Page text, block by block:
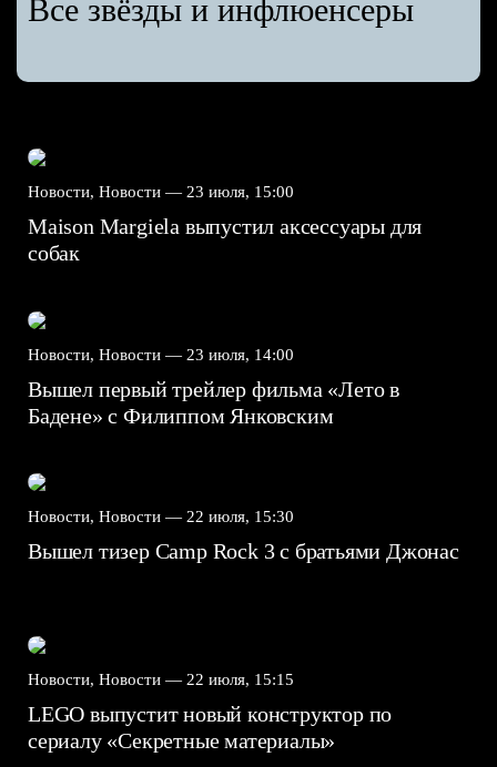
Все звёзды и инфлюенсеры
Новости, Новости — 23 июля, 15:00
Maison Margiela выпустил аксессуары для
собак
Новости, Новости — 23 июля, 14:00
Вышел первый трейлер фильма «Лето в
Бадене» с Филиппом Янковским
Новости, Новости — 22 июля, 15:30
Вышел тизер Camp Rock 3 с братьями Джонас
Новости, Новости — 22 июля, 15:15
LEGO выпустит новый конструктор по
сериалу «Секретные материалы»